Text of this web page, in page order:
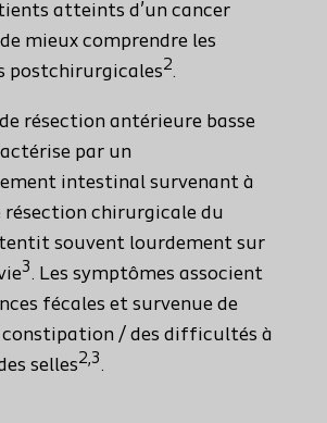
atteints d’un cancer
mieux comprendre les
postchirurgicales2.
résection antérieure basse
par un
intestinal survenant à
résection chirurgicale du
souvent lourdement sur
3. Les symptômes associent
fécales et survenue de
/ des difficultés à
selles2,3.